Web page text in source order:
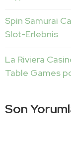
Spin Samurai
Slot-Erlebnis
La Riviera
Table Games
Son